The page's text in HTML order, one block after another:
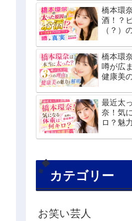
橋本環
酒！？
（？）
橋本環
噂が広
健康美
最近太
奈！気
ロ？魅
カテゴリー
お笑い芸人